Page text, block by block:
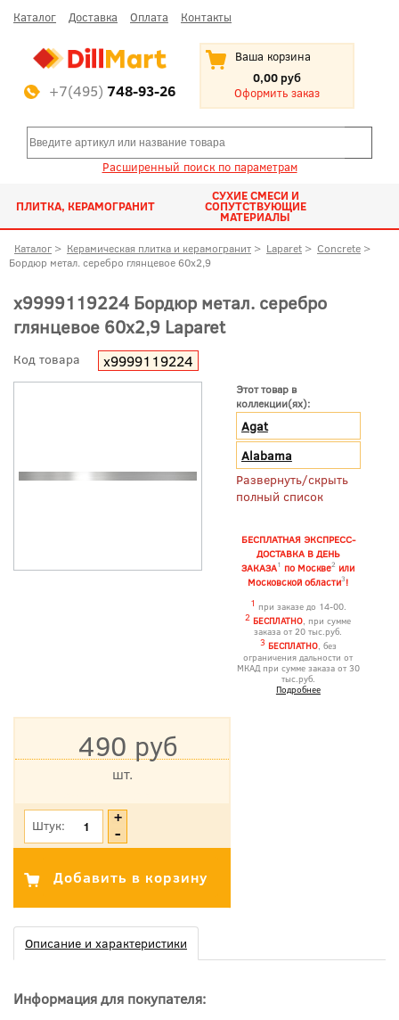
Каталог Доставка Оплата Контакты
+7(495) 748-93-26
Ваша корзина
0,00 руб
Оформить заказ
Расширенный поиск по параметрам
ПЛИТКА, КЕРАМОГРАНИТ
СУХИЕ СМЕСИ И
СОПУТСТВУЮЩИЕ
МАТЕРИАЛЫ
Каталог > Керамическая плитка и керамогранит > Laparet > Concrete >
Бордюр метал. серебро глянцевое 60x2,9
х9999119224 Бордюр метал. серебро
глянцевое 60x2,9 Laparet
Код товара х9999119224
Этот товар в
коллекции(ях):
Agat
Alabama
Развернуть/скрыть
полный список
БЕСПЛАТНАЯ ЭКСПРЕСС-
ДОСТАВКА В ДЕНЬ
ЗАКАЗА1 по Москве2 или
Московской области3!
1 при заказе до 14-00.
2 БЕСПЛАТНО, при сумме
заказа от 20 тыс.руб.
3 БЕСПЛАТНО, без
ограничения дальности от
МКАД при сумме заказа от 30
тыс.руб.
Подробнее
490 руб
шт.
Штук:
Описание и характеристики
Информация для покупателя: